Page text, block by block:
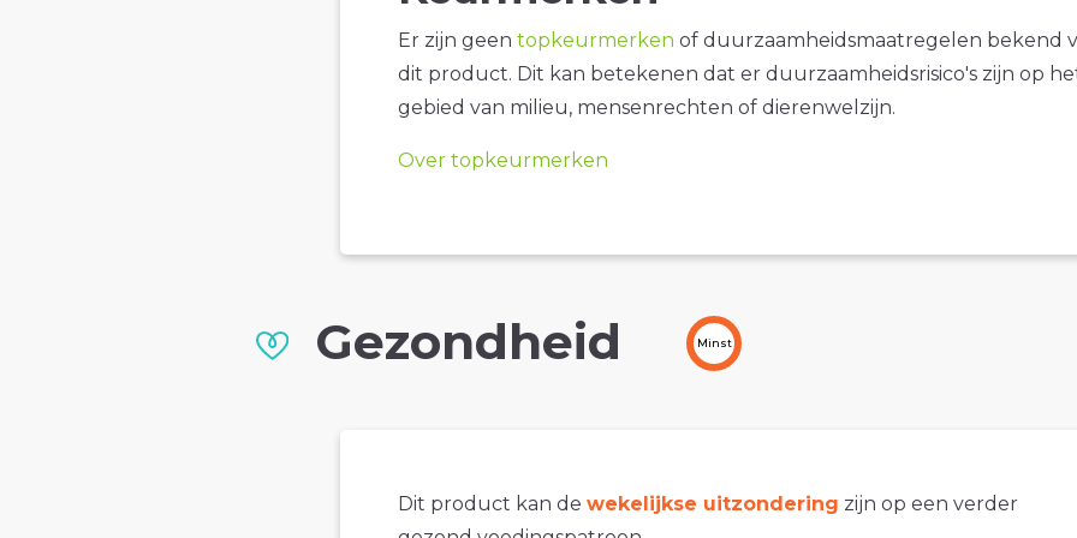
Er zijn geen topkeurmerken of duurzaamheidsmaatregelen bekend
dit product. Dit kan betekenen dat er duurzaamheidsrisico's zijn op
gebied van milieu, mensenrechten of dierenwelzijn.
Over topkeurmerken
Gezondheid Minst
Dit product kan de wekelijkse uitzondering zijn op een verder